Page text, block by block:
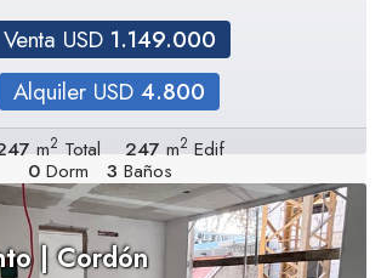
Venta USD 1.149.000
Alquiler USD 4.800
m2 Total 247m2 Edif
0 Dorm 3 Baños
| Cordón